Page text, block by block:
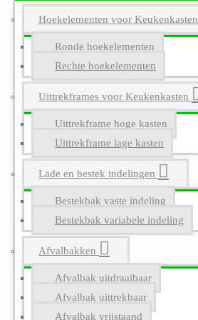
Hoekelementen voor Keukenkasten
Ronde hoekelementen
Rechte hoekelementen
Uittrekframes voor Keukenkasten
Uittrekframe hoge kasten
Uittrekframe lage kasten
Lade en bestek indelingen
Bestekbak vaste indeling
Bestekbak variabele indeling
Afvalbakken
Afvalbak uitdraaibaar
Afvalbak uittrekbaar
Afvalbak vrijstaand